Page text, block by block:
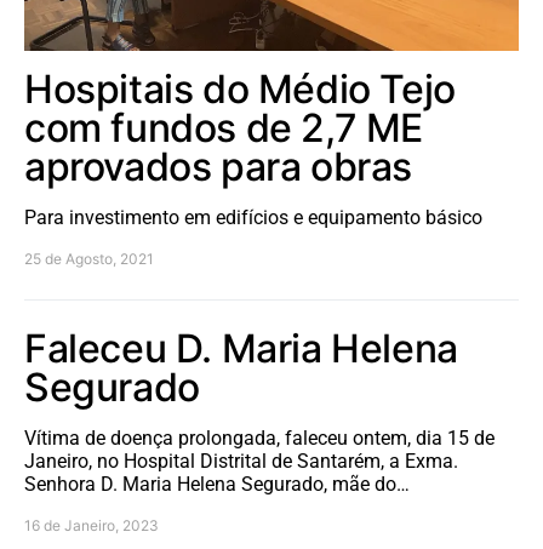
Hospitais do Médio Tejo
com fundos de 2,7 ME
aprovados para obras
Para investimento em edifícios e equipamento básico
25 de Agosto, 2021
Faleceu D. Maria Helena
Segurado
Vítima de doença prolongada, faleceu ontem, dia 15 de
Janeiro, no Hospital Distrital de Santarém, a Exma.
Senhora D. Maria Helena Segurado, mãe do…
16 de Janeiro, 2023